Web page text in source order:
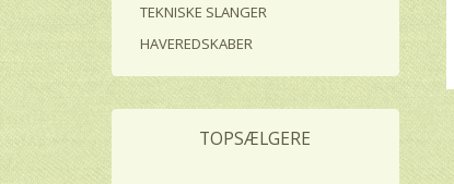
TEKNISKE SLANGER
HAVEREDSKABER
TOPSÆLGERE